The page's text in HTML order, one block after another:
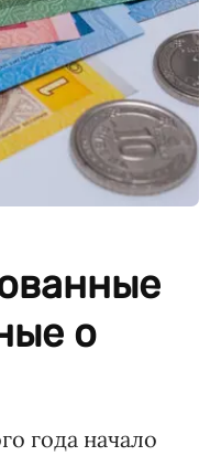
о
года начало